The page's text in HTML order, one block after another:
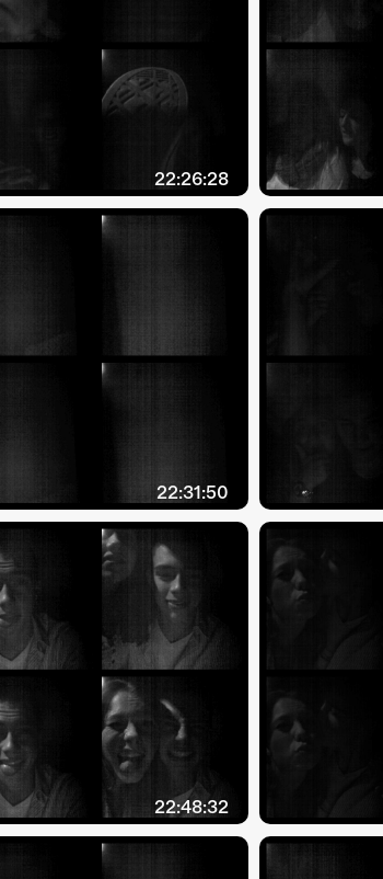
22:26:28
22:31:50
22:48:32